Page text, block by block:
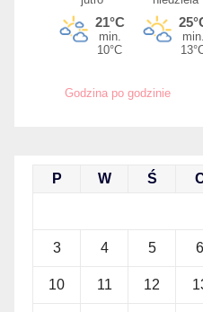
Godzina po godzinie
P W Ś
3 4 5 6
10 11 12